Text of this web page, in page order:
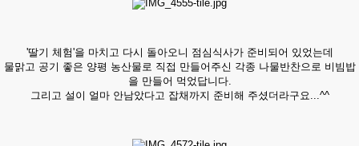
'딸기 체험'을 마치고 다시 돌아오니 점심식사가 준비되어 있었는데
물맑고 공기 좋은 양평 농산물로 직접 만들어주신 각종 나물반찬으로 비빔밥
을 만들어 먹었답니다.
그리고 설이 얼마 안남았다고 잡채까지 준비해 주셨더라구요...^^